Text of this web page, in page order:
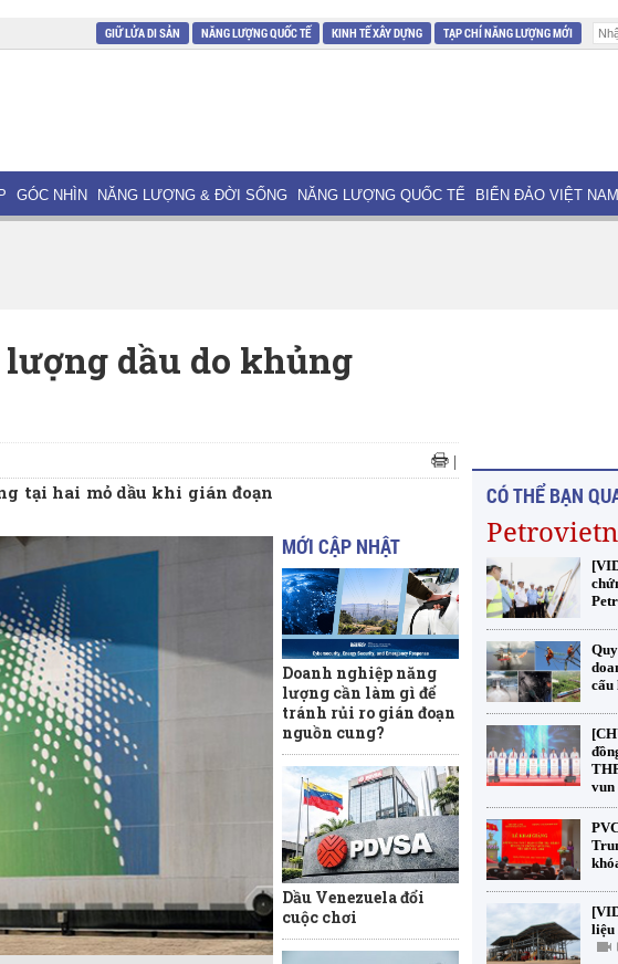
GIỮ LỬA DI SẢN NĂNG LƯỢNG QUỐC TẾ KINH TẾ XÂY DỰNG TẠP CHÍ NĂNG LƯỢNG MỚI
GÓC NHÌN NĂNG LƯỢNG & ĐỜI SỐNG NĂNG LƯỢNG QUỐC TẾ BIỂN ĐẢO VIỆT NAM
dầu do khủng
|
tại hai mỏ dầu khi gián đoạn
MỚI CẬP NHẬT
Doanh nghiệp năng
lượng cần làm gì để
tránh rủi ro gián đoạn
nguồn cung?
Dầu Venezuela đổi
cuộc chơi
CÓ THỂ BẠN
cấu
vun
liệu